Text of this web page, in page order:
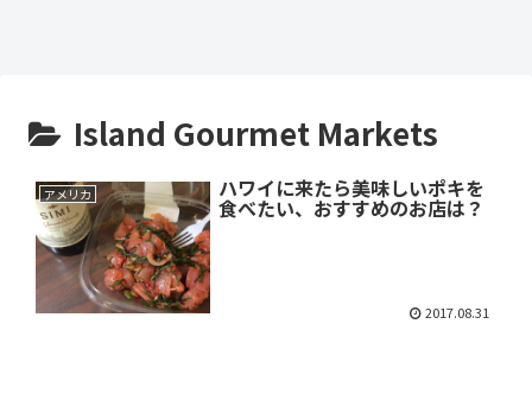
Island Gourmet Markets
アメリカ ハワイに来たら美味しいポキを
食べたい、おすすめのお店は？
2017.08.31